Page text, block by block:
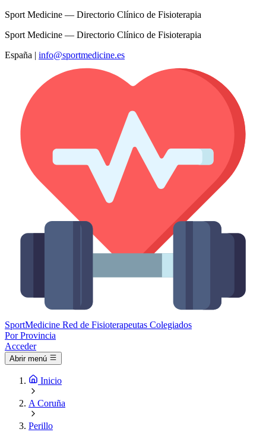
Sport Medicine — Directorio Clínico de Fisioterapia
Sport Medicine — Directorio Clínico de Fisioterapia
España | info@sportmedicine.es
SportMedicine Red de Fisioterapeutas Colegiados
Por Provincia
Acceder
Abrir menú
Inicio
A Coruña
Perillo